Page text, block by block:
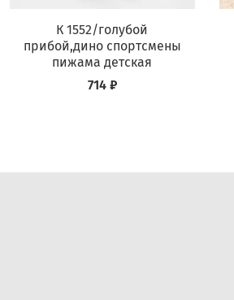
К 1552/голубой
прибой,дино спортсмены
пижама детская
714 ₽